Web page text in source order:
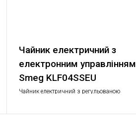
Чайник електричний з
електронним управлінням
Smeg KLF04SSEU
Чайник електричний з регульованою